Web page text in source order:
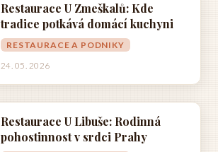
Restaurace U Zmeškalů: Kde
tradice potkává domácí kuchyni
RESTAURACE A PODNIKY
24. 05. 2026
Restaurace U Libuše: Rodinná
pohostinnost v srdci Prahy